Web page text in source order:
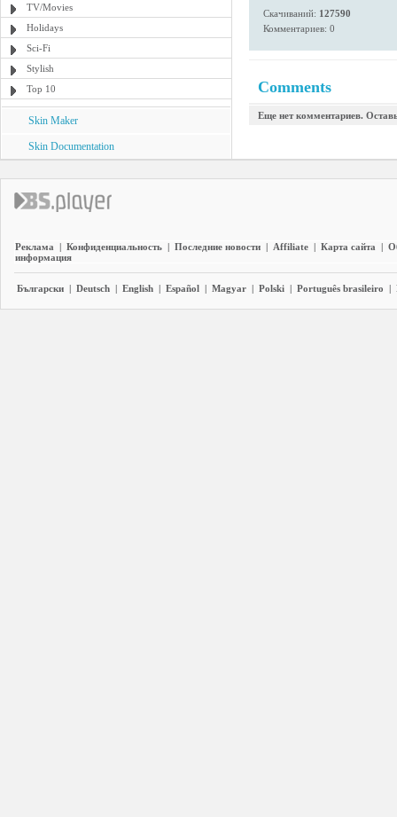
TV/Movies
Holidays
Sci-Fi
Stylish
Top 10
Skin Maker
Skin Documentation
Скачиваний: 127590
Комментариев: 0
Comments
Еще нет комментариев.
Реклама | Конфиденциальность | Последние новости | Affiliate | Карта сайта |
информация
Български | Deutsch | English | Español | Magyar | Polski | Português brasileiro |